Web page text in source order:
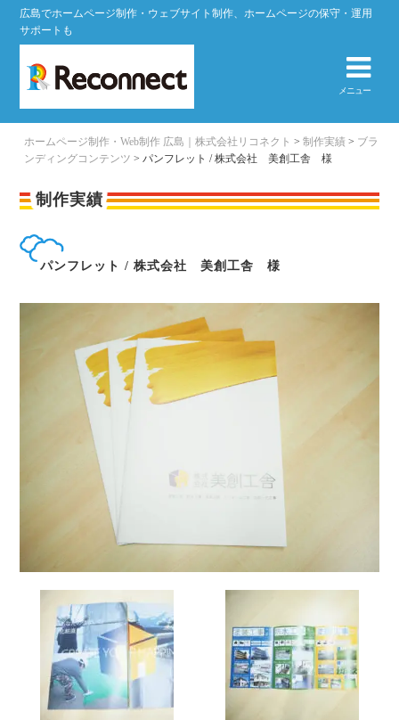
広島でホームページ制作・ウェブサイト制作、ホームページの保守・運用
サポートも
メニュー
ホームページ制作・Web制作 広島｜株式会社リコネクト >制作実績 > ブラ
ンディングコンテンツ >パンフレット / 株式会社 美創工舎 様
制作実績
パンフレット / 株式会社 美創工舎 様